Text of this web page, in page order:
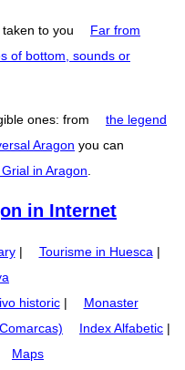
to you
Far from
of bottom, sounds or
ones: from
the legend
Aragon you can
in Aragon
in Internet
| Tourisme in Huesca |
historic|
Monaster
Index Alfabetic |
Maps